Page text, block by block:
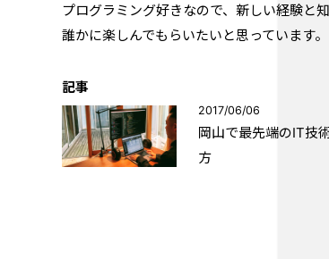
プログラミング好きなので、新しい経験と
誰かに楽しんでもらいたいと思っています。
記事
2017/06/06
岡山で最先端のIT技
方